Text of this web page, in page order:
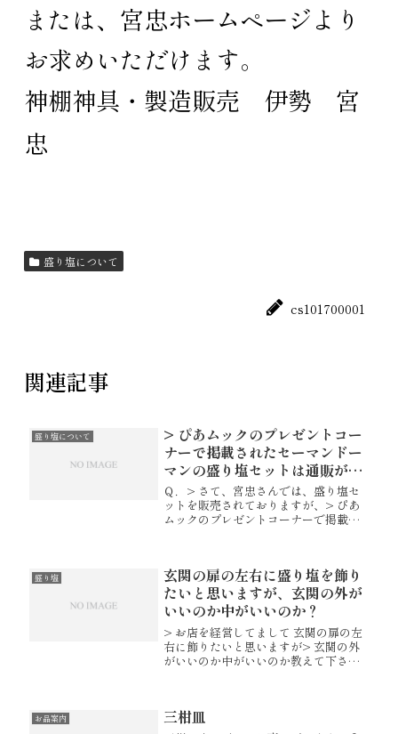
または、 宮忠ホームページより
お求めいただけます。
神棚神具・製造販売 伊勢 宮
忠
盛り塩について
cs101700001
関連記事
盛り塩について
> ぴあムックのプレゼントコー
ナーで掲載されたセーマンドー
マンの盛り塩セットは通販がな
されていないのでしょうか？
Ｑ．> さて、宮忠さんでは、盛り塩セ
ットを販売されておりますが、> ぴあ
ムックのプレゼントコーナーで掲載さ
いう名前で販売させていただいており...
盛り塩
玄関の扉の左右に盛り塩を飾り
たいと思いますが、玄関の外が
いいのか中がいいのか？
> お店を経営してまして 玄関の扉の左
右に飾りたいと思いますが> 玄関の外
がいいのか中がいいのか教えて下さ
塩を置いていただきます。住...
お品案内 三柑皿